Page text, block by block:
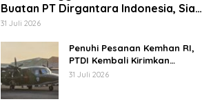
Buatan PT Dirgantara Indonesia, Siap
Dukung Berbagai Operasi TNI
31 Juli 2026
Penuhi Pesanan Kemhan RI,
PTDI Kembali Kirimkan
Pesawat NC212i ke Pangkalan
31 Juli 2026